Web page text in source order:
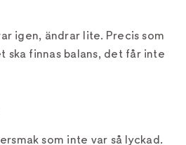
igen, ändrar lite. Precis som
ska finnas balans, det får inte
som inte var så lyckad.